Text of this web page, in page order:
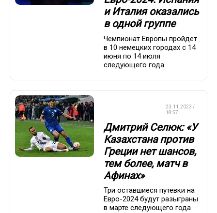
и Италия оказались
в одной группе
Чемпионат Европы пройдет
в 10 немецких городах с 14
июня по 14 июля
следующего года
23.11.2023 /
18:57
Дмитрий Селюк: «У
Казахстана против
Греции нет шансов,
тем более, матч в
Афинах»
Три оставшиеся путевки на
Евро-2024 будут разыграны
в марте следующего года